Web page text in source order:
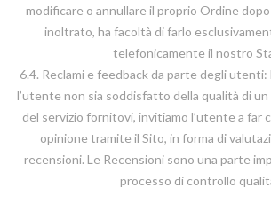
modificare o annullare il proprio Ordine
inoltrato, ha facoltà di farlo
telefonicamente il nostro
6.4. Reclami e feedback da parte degli utenti:
l’utente non sia soddisfatto della qualità di
del servizio fornitovi, invitiamo l’utente a far
opinione tramite il Sito, in forma di
recensioni. Le Recensioni sono una parte
processo di controllo